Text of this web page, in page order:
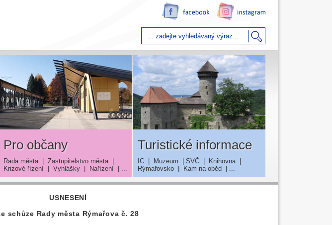
Pro občany
Rada města | Zastupitelstvo města |
Krizové řízení | Vyhlášky | Nařízení | ...
Turistické informace
IC| Muzeum | SVČ| Knihovna|
Rýmařovsko| Kam na oběd| ...
USNESENÍ
schůze Rady města Rýmařova č. 28